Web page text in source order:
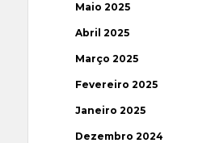
Maio 2025
Abril 2025
Março 2025
Fevereiro 2025
Janeiro 2025
Dezembro 2024